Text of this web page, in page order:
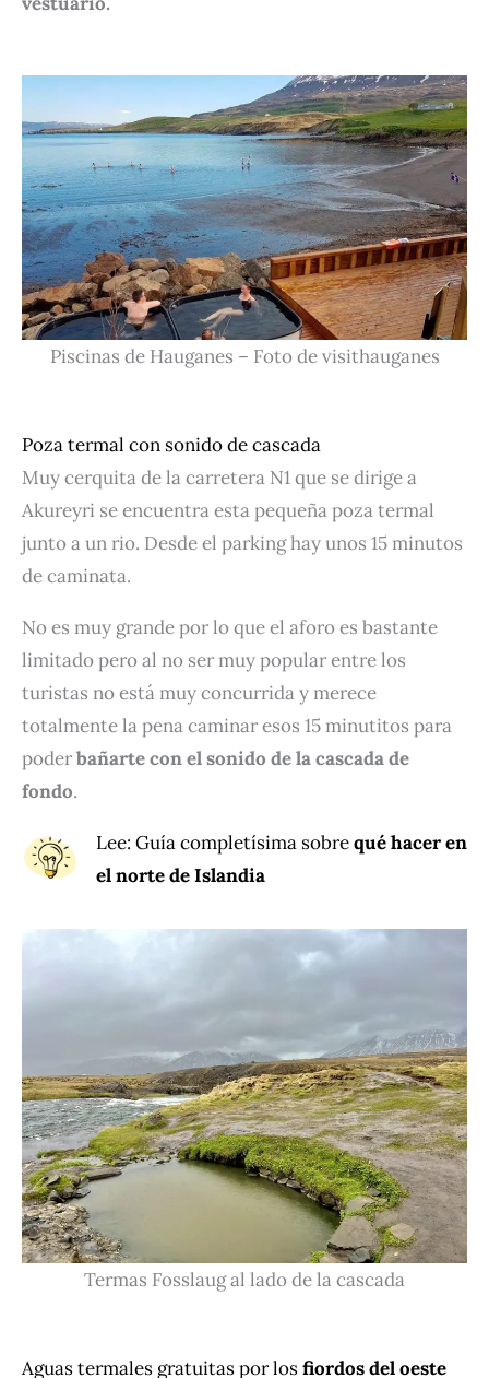
Piscinas de Hauganes – Foto de visithauganes
Poza termal con sonido de cascada
Muy cerquita de la carretera N1 que se dirige a
Akureyri se encuentra esta pequeña poza termal
junto a un rio. Desde el parking hay unos 15 minutos
de caminata.
No es muy grande por lo que el aforo es bastante
limitado pero al no ser muy popular entre los
turistas no está muy concurrida y merece
totalmente la pena caminar esos 15 minutitos para
poderbañarte con el sonido de la cascada de
fondo.
Lee: Guía completísima sobrequé hacer en
elnorte de Islandia
Termas Fosslaug al lado de la cascada
Aguas termales gratuitas por losfiordos del oeste